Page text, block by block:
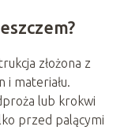
złożona z
i materiału.
lub krokwi
przed palącymi